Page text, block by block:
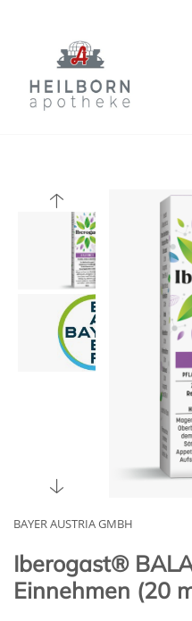
BAYER AUSTRIA GMBH
Iberogast®
Einnehmen (20